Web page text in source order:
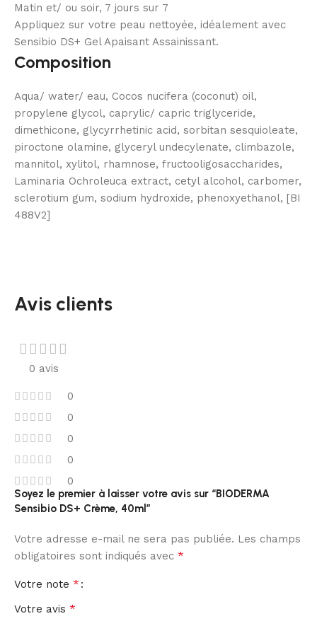
Matin et/ ou soir, 7 jours sur 7
Appliquez sur votre peau nettoyée, idéalement avec
Sensibio DS+ Gel Apaisant Assainissant.
Composition
Aqua/ water/ eau, Cocos nucifera (coconut) oil,
propylene glycol, caprylic/ capric triglyceride,
dimethicone, glycyrrhetinic acid, sorbitan sesquioleate,
piroctone olamine, glyceryl undecylenate, climbazole,
mannitol, xylitol, rhamnose, fructooligosaccharides,
Laminaria Ochroleuca extract, cetyl alcohol, carbomer,
sclerotium gum, sodium hydroxide, phenoxyethanol, [BI
488V2]
Avis clients
0 avis
0
0
0
0
0
Soyez le premier à laisser votre avis sur “BIODERMA
Sensibio DS+ Crème, 40ml”
Votre adresse e-mail ne sera pas publiée. Les champs
obligatoires sont indiqués avec *
Votre note *
Votre avis *